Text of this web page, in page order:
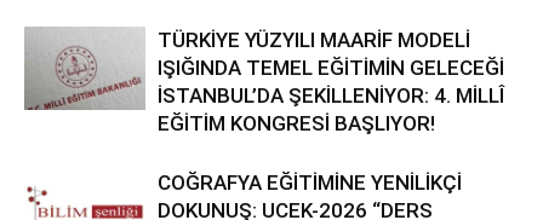
TÜRKİYE YÜZYILI MAARİF MODELİ
IŞIĞINDA TEMEL EĞİTİMİN GELECEĞİ
İSTANBUL’DA ŞEKİLLENİYOR: 4. MİLLÎ
EĞİTİM KONGRESİ BAŞLIYOR!
COĞRAFYA EĞİTİMİNE YENİLİKÇİ
DOKUNUŞ: UCEK-2026 “DERS